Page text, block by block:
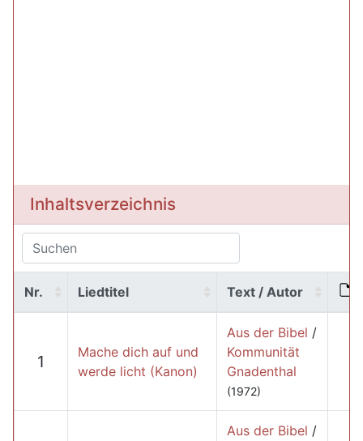
Inhaltsverzeichnis
Nr. Liedtitel Text / Autor
1
Mache dich auf und
werde licht (Kanon)
Aus der Bibel /
Kommunität
Gnadenthal
(1972)
Aus der Bibel /